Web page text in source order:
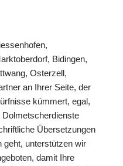
Bidingen,
Osterzell,
an Ihrer Seite, der
kümmert, egal,
Übersetzungen
geht, unterstützen wir
damit Ihre